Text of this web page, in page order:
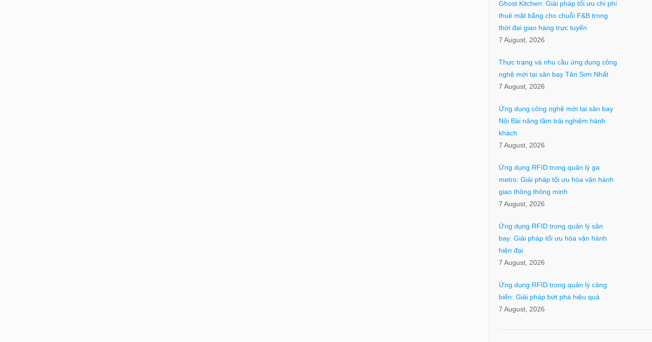
Ghost Kitchen: Giải pháp tối ưu chi phí
thuê mặt bằng cho chuỗi F&B trong
thời đại giao hàng trực tuyến
7 August, 2026
Thực trạng và nhu cầu ứng dụng công
nghệ mới tại sân bay Tân Sơn Nhất
7 August, 2026
Ứng dụng công nghệ mới tại sân bay
Nội Bài nâng tầm trải nghiệm hành
khách
7 August, 2026
Ứng dụng RFID trong quản lý ga
metro: Giải pháp tối ưu hóa vận hành
giao thông thông minh
7 August, 2026
Ứng dụng RFID trong quản lý sân
bay: Giải pháp tối ưu hóa vận hành
hiện đại
7 August, 2026
Ứng dụng RFID trong quản lý cảng
biển: Giải pháp bứt phá hiệu quả
7 August, 2026